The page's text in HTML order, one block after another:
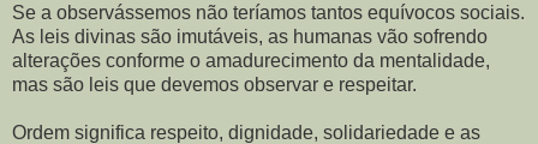
Se a observássemos não teríamos tantos equívocos sociais.
As leis divinas são imutáveis, as humanas vão sofrendo
alterações conforme o amadurecimento da mentalidade,
mas são leis que devemos observar e respeitar.
Ordem significa respeito, dignidade, solidariedade e as